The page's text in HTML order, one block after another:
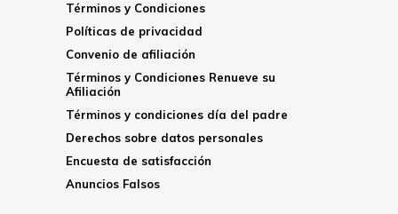
Términos y Condiciones
Políticas de privacidad
Convenio de afiliación
Términos y Condiciones Renueve su
Afiliación
Términos y condiciones día del padre
Derechos sobre datos personales
Encuesta de satisfacción
Anuncios Falsos